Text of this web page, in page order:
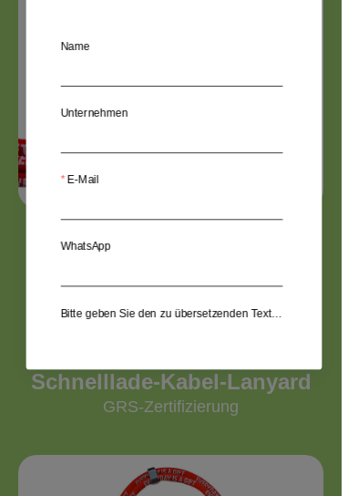
Schnelllade-Kabel-Lanyard
GRS-Zertifizierung
Name
Unternehmen
E-Mail
WhatsApp
Bitte geben Sie den zu übersetzenden Text an.